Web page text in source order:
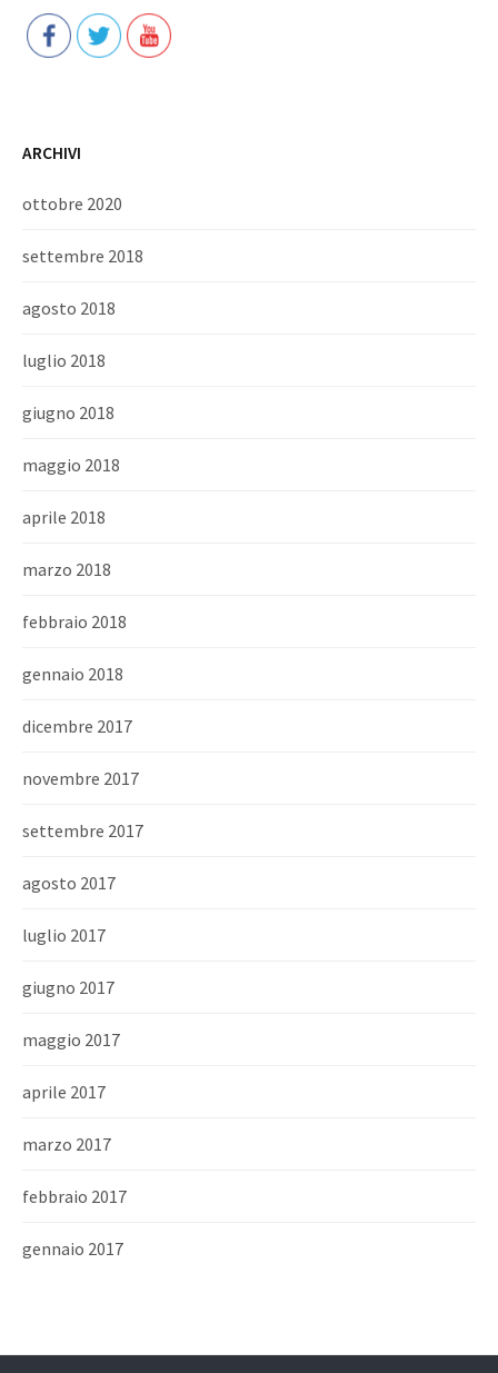
ARCHIVI
ottobre 2020
settembre 2018
agosto 2018
luglio 2018
giugno 2018
maggio 2018
aprile 2018
marzo 2018
febbraio 2018
gennaio 2018
dicembre 2017
novembre 2017
settembre 2017
agosto 2017
luglio 2017
giugno 2017
maggio 2017
aprile 2017
marzo 2017
febbraio 2017
gennaio 2017